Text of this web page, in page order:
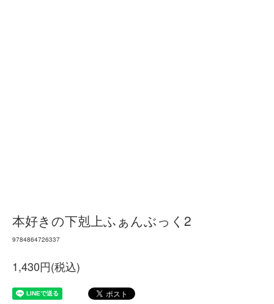
本好きの下剋上ふぁんぶっく2
9784864726337
1,430円(税込)